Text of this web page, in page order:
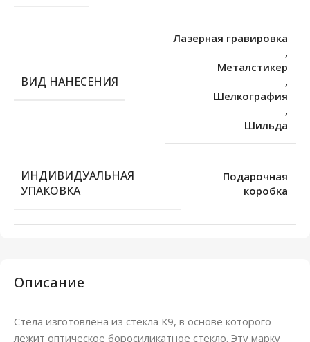
Описание
Стела изготовлена из стекла К9, в основе которого
лежит оптическое боросиликатное стекло. Эту марку
ВИД НАНЕСЕНИЯ
Лазерная гравировка
,
Металстикер
,
Шелкография
,
Шильда
ИНДИВИДУАЛЬНАЯ
УПАКОВКА
Подарочная
коробка